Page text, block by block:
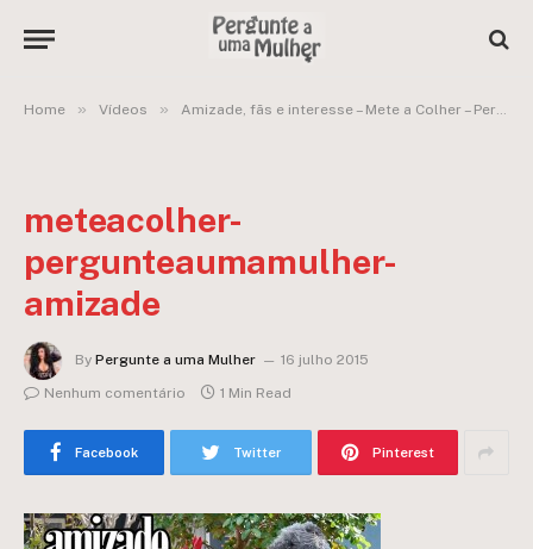
Home » Vídeos » Amizade, fãs e interesse – Mete a Colher – Pergunte a uma Mulher
meteacolher-
pergunteaumamulher-
amizade
By Pergunte a uma Mulher
16 julho 2015
Nenhum comentário
1 Min Read
Facebook Twitter Pinterest